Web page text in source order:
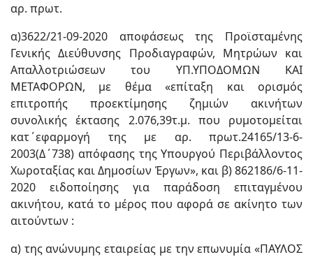
αρ. πρωτ.
α)3622/21-09-2020 αποφάσεως της Προϊσταμένης
Γενικής Διεύθυνσης Προδιαγραφών, Μητρώων και
Απαλλοτριώσεων του ΥΠ.ΥΠΟΔΟΜΩΝ ΚΑΙ
ΜΕΤΑΦΟΡΩΝ, με θέμα «επίταξη και ορισμός
επιτροπής προεκτίμησης ζημιών ακινήτων
συνολικής έκτασης 2.076,39τ.μ. που ρυμοτομείται
κατ΄εφαρμογή της με αρ. πρωτ.24165/13-6-
2003(Δ΄738) απόφασης της Υπουργού Περιβάλλοντος
Χωροταξίας και Δημοσίων Έργων», και β) 862186/6-11-
2020 ειδοποίησης για παράδοση επιταγμένου
ακινήτου, κατά το μέρος που αφορά σε ακίνητο των
αιτούντων :
α) της ανώνυμης εταιρείας με την επωνυμία «ΠΑΥΛΟΣ